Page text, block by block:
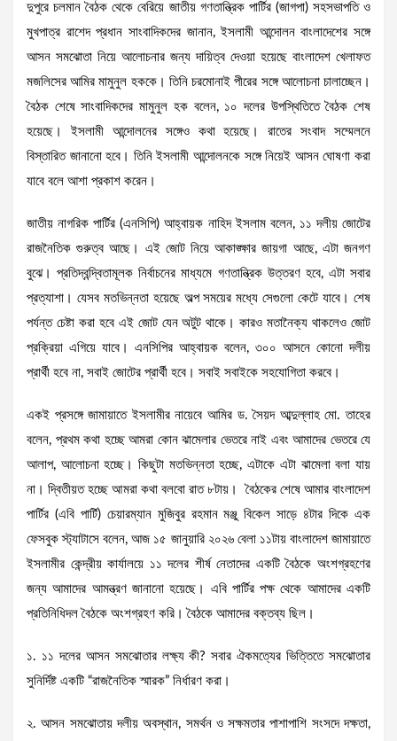
দুপুরে চলমান বৈঠক থেকে বেরিয়ে জাতীয় গণতান্ত্রিক পার্টির (জাগপা) সহসভাপতি ও
মুখপাত্র রাশেদ প্রধান সাংবাদিকদের জানান, ইসলামী আন্দোলন বাংলাদেশের সঙ্গে
আসন সমঝোতা নিয়ে আলোচনার জন্য দায়িত্ব দেওয়া হয়েছে বাংলাদেশ খেলাফত
মজলিসের আমির মামুনুল হককে। তিনি চরমোনাই পীরের সঙ্গে আলোচনা চালাচ্ছেন।
বৈঠক শেষে সাংবাদিকদের মামুনুল হক বলেন, ১০ দলের উপস্থিতিতে বৈঠক শেষ
হয়েছে। ইসলামী আন্দোলনের সঙ্গেও কথা হয়েছে। রাতের সংবাদ সম্মেলনে
বিস্তারিত জানানো হবে। তিনি ইসলামী আন্দোলনকে সঙ্গে নিয়েই আসন ঘোষণা করা
যাবে বলে আশা প্রকাশ করেন।
জাতীয় নাগরিক পার্টির (এনসিপি) আহ্বায়ক নাহিদ ইসলাম বলেন, ১১ দলীয় জোটের
রাজনৈতিক গুরুত্ব আছে। এই জোট নিয়ে আকাঙ্ক্ষার জায়গা আছে, এটা জনগণ
বুঝে। প্রতিদ্বন্দ্বিতামূলক নির্বাচনের মাধ্যমে গণতান্ত্রিক উত্তরণ হবে, এটা সবার
প্রত্যাশা। যেসব মতভিন্নতা হয়েছে অল্প সময়ের মধ্যে সেগুলো কেটে যাবে। শেষ
পর্যন্ত চেষ্টা করা হবে এই জোট যেন অটুট থাকে। কারও মতানৈক্য থাকলেও জোট
প্রক্রিয়া এগিয়ে যাবে। এনসিপির আহ্বায়ক বলেন, ৩০০ আসনে কোনো দলীয়
প্রার্থী হবে না, সবাই জোটের প্রার্থী হবে। সবাই সবাইকে সহযোগিতা করবে।
একই প্রসঙ্গে জামায়াতে ইসলামীর নায়েবে আমির ড. সৈয়দ আব্দুল্লাহ মো. তাহের
বলেন, প্রথম কথা হচ্ছে আমরা কোন ঝামেলার ভেতরে নাই এবং আমাদের ভেতরে যে
আলাপ, আলোচনা হচ্ছে। কিছুটা মতভিন্নতা হচ্ছে, এটাকে এটা ঝামেলা বলা যায়
না। দ্বিতীয়ত হচ্ছে আমরা কথা বলবো রাত ৮টায়। বৈঠকের শেষে আমার বাংলাদেশ
পার্টির (এবি পার্টি) চেয়ারম্যান মুজিবুর রহমান মঞ্জু বিকেল সাড়ে ৪টার দিকে এক
ফেসবুক স্ট্যাটাসে বলেন, আজ ১৫ জানুয়ারি ২০২৬ বেলা ১১টায় বাংলাদেশ জামায়াতে
ইসলামীর কেন্দ্রীয় কার্যালয়ে ১১ দলের শীর্ষ নেতাদের একটি বৈঠকে অংশগ্রহণের
জন্য আমাদের আমন্ত্রণ জানানো হয়েছে। এবি পার্টির পক্ষ থেকে আমাদের একটি
প্রতিনিধিদল বৈঠকে অংশগ্রহণ করি। বৈঠকে আমাদের বক্তব্য ছিল।
১. ১১ দলের আসন সমঝোতার লক্ষ‍্য কী? সবার ঐকমত্যের ভিত্তিতে সমঝোতার
সুনির্দিষ্ট একটি “রাজনৈতিক স্মারক” নির্ধারণ করা।
২. আসন সমঝোতায় দলীয় অবস্থান, সমর্থন ও সক্ষমতার পাশাপাশি সংসদে দক্ষতা,